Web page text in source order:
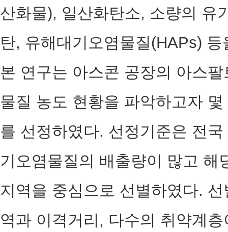
산화물), 일산화탄소, 소량의 유
탄, 유해대기오염물질(HAPs)
본 연구는 아스콘 공장의 아스
물질 농도 현황을 파악하고자
를 선정하였다. 선정기준은 전
기오염물질의 배출량이 많고 해
지역을 중심으로 선별하였다.
역과 이격거리, 다수의 취약계